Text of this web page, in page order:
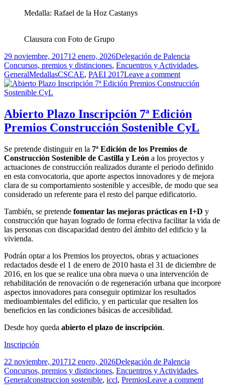
Medalla: Rafael de la Hoz Castanys
Clausura con Foto de Grupo
Publicado
el
29 noviembre, 201712 enero, 2026Autor
Delegación de Palencia
Concursos, premios y distinciones, Encuentros y Actividades,
GeneralEtiquetas
MedallasCSCAE, PAEI 2017Leave a comment
Abierto Plazo Inscripción 7ª Edición
Premios Construcción Sostenible CyL
Se pretende distinguir en la 7ª Edición de los Premios de
Construcción Sostenible de Castilla y León a los proyectos y
actuaciones de construcción realizados durante el periodo definido
en esta convocatoria, que aporte aspectos innovadores y de mejora
clara de su comportamiento sostenible y accesible, de modo que sea
considerado un referente para el resto del parque edificatorio.
También, se pretende fomentar las mejoras prácticas en I+D y
construcción que hayan logrado de forma efectiva facilitar la vida de
las personas con discapacidad dentro del ámbito del edificio y la
vivienda.
Podrán optar a los Premios los proyectos, obras y actuaciones
redactados desde el 1 de enero de 2010 hasta el 31 de diciembre de
2016, en los que se realice una obra nueva o una intervención de
rehabilitación de renovación o de regeneración urbana que incorpore
aspectos innovadores para conseguir optimizar los resultados
medioambientales del edificio, y en particular que resalten los
beneficios en las condiciones básicas de accesiblidad.
Desde hoy queda abierto el plazo de inscripción.
Inscripción
Publicado
el
22 noviembre, 201712 enero, 2026Autor
Delegación de Palencia
Concursos, premios y distinciones, Encuentros y Actividades,
GeneralEtiquetas
construccion sostenible, iccl, PremiosLeave a comment